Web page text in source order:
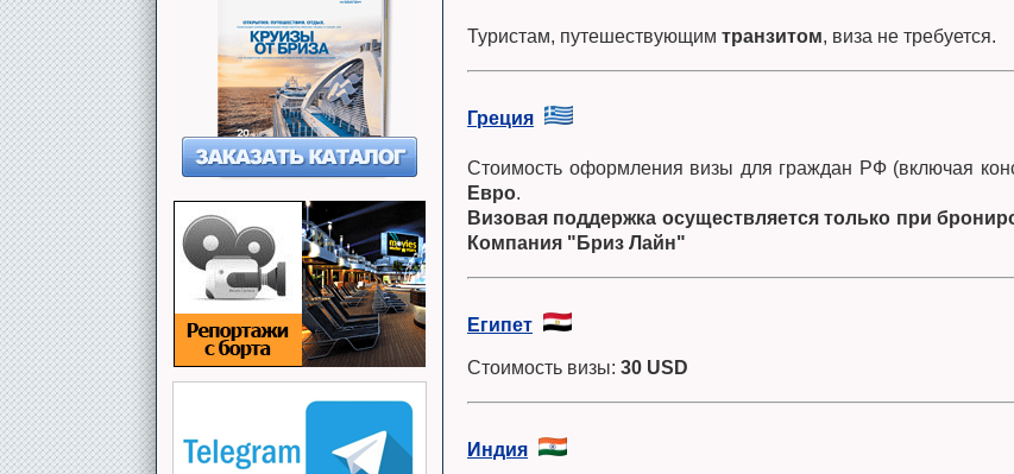
Туристам, путешествующим транзитом, виза не требуется.
Греция
Стоимость оформления визы для граждан РФ (включая
Евро.
Визовая поддержка осуществляется только при
Компания "Бриз Лайн"
Египет
Стоимость визы: 30 USD
Индия